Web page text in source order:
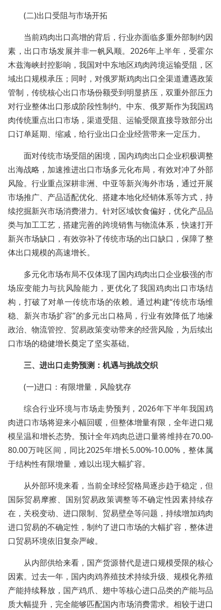
(二)出口受阻与市场开拓
当前鸡肉出口高增的背后，行业亦面临多重外部制约因
素，出口市场发展并非一帆风顺。2026年上半年，受霍尔
木兹海峡封控影响，我国对中东地区鸡肉跨境运输受阻，区
域出口规模承压；同时，对俄罗斯鸡肉出口全渠道遭遇政策
管制，传统核心出口市场份额受到明显挤压，双重外部压力
对行业整体出口形成阶段性制约。中东、俄罗斯作为我国鸡
肉传统重点出口市场，渠道受阻、运输受限直接导致部分出
口订单延期、缩减，给行业出口企业经营带来一定压力。
面对传统市场受阻的困境，国内鸡肉出口企业积极调整
出海战略，加速推进出口市场多元化布局，有效对冲了外部
风险。行业重点深耕非洲、中亚等新兴海外市场，通过开展
市场推广、产品适配优化、搭建本地化经销体系等方式，持
续挖掘新兴市场消费潜力。针对区域饮食偏好，优化产品品
类与加工工艺，搭建完善的跨境销售与物流体系，快速打开
新兴市场缺口，有效弥补了传统市场的出口缺口，保障了整
体出口规模的高速增长。
多元化市场布局不仅体现了国内鸡肉出口企业极强的市
场应变能力与抗风险能力，更优化了我国鸡肉出口市场结
构，打破了对单一传统市场的依赖。通过构建“传统市场维
稳、新兴市场扩容”的多元出口格局，行业有效降低了地缘
政治、物流管控、贸易政策变动带来的经营风险，为后续出
口市场的稳健增长奠定了坚实基础。
三、进出口走势预测：机遇与挑战交织
(一)进口：有限增量，风险犹存
综合行业环境与市场走势预判，2026年下半年我国鸡
肉进口市场将迎来小幅回暖，但整体增量有限，全年进口规
模呈温和增长态势。预计全年鸡肉总进口量将维持在70.00-
80.00万吨区间，同比2025年增长5.00%-10.00%，整体属
于结构性有限增量，难以出现大幅扩容。
从外部环境来看，当前全球经贸格局逐步趋于稳定，但
国际贸易摩擦、国别贸易政策调整等不确定性因素持续存
在，关税变动、进口限制、贸易壁垒等问题，持续增加鸡肉
进口贸易的不确定性，制约了进口市场的大幅扩容，整体进
口贸易环境依旧复杂严峻。
从内部供给来看，国产货源替代是进口规模受限的核心
因素。过去一年，国内肉鸡养殖技术持续升级、规模化养殖
产能持续释放，国产鸡爪、翅中等核心进口品类的产能与品
质大幅提升，完全能够匹配国内市场消费需求。相较于进口